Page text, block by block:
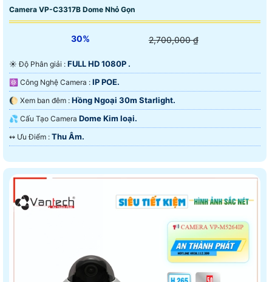
Camera VP-C3317B Dome Nhỏ Gọn
30% 2,700,000 ₫
☀️ Độ Phân giải : FULL HD 1080P .
⚛️ Công Nghệ Camera : IP POE.
🌔 Xem ban đêm : Hồng Ngoại 30m Starlight.
💦 Cấu Tạo Camera Dome Kim loại.
️↭ Ưu Điểm : Thu Âm.